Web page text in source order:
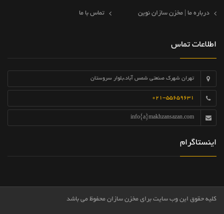
درباره ما | مخزن سازان نوین تماس با ما
اطلاعات تماس
تهران شهرک صنعتی شمس آباد،بلوار سروستان
021-55659631
info{a}makhzansazan.com
اینستاگرام
کلیه حقوق این وب سایت برای مخزن سازان محفوظ می باشد